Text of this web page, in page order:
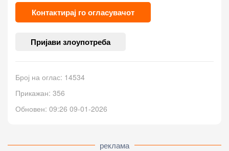
Контактирај го огласувачот
Пријави злоупотреба
Број на оглас: 14534
Прикажан: 356
Обновен: 09:26 09-01-2026
реклама